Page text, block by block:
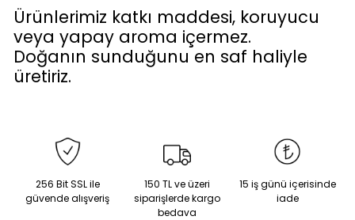
Ürünlerimiz katkı maddesi, koruyucu
veya yapay aroma içermez.
Doğanın sunduğunu en saf haliyle
üretiriz.
256 Bit SSL ile
güvende alışveriş
150 TL ve üzeri
siparişlerde kargo
bedava
15 iş günü içerisinde
iade